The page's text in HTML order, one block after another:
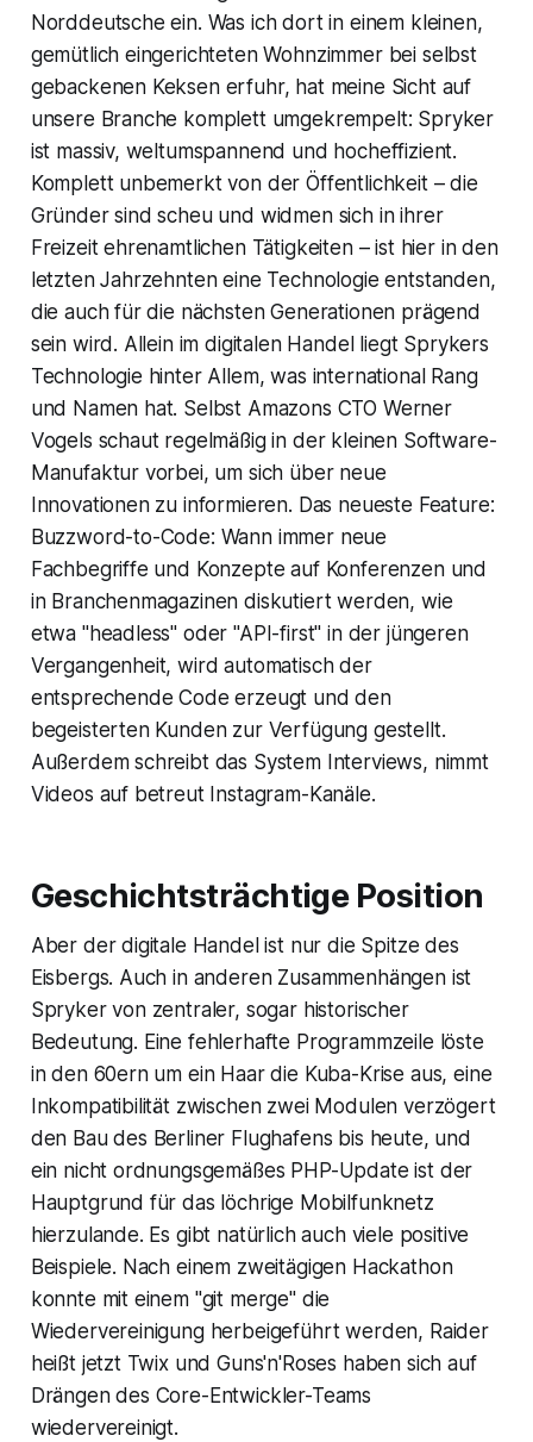
Norddeutsche ein. Was ich dort in einem kleinen,
gemütlich eingerichteten Wohnzimmer bei selbst
gebackenen Keksen erfuhr, hat meine Sicht auf
unsere Branche komplett umgekrempelt: Spryker
ist massiv, weltumspannend und hocheffizient.
Komplett unbemerkt von der Öffentlichkeit – die
Gründer sind scheu und widmen sich in ihrer
Freizeit ehrenamtlichen Tätigkeiten – ist hier in den
letzten Jahrzehnten eine Technologie entstanden,
die auch für die nächsten Generationen prägend
sein wird. Allein im digitalen Handel liegt Sprykers
Technologie hinter Allem, was international Rang
und Namen hat. Selbst Amazons CTO Werner
Vogels schaut regelmäßig in der kleinen Software-
Manufaktur vorbei, um sich über neue
Innovationen zu informieren. Das neueste Feature:
Buzzword-to-Code: Wann immer neue
Fachbegriffe und Konzepte auf Konferenzen und
in Branchenmagazinen diskutiert werden, wie
etwa "headless" oder "API-first" in der jüngeren
Vergangenheit, wird automatisch der
entsprechende Code erzeugt und den
begeisterten Kunden zur Verfügung gestellt.
Außerdem schreibt das System Interviews, nimmt
Videos auf betreut Instagram-Kanäle.
Geschichtsträchtige Position
Aber der digitale Handel ist nur die Spitze des
Eisbergs. Auch in anderen Zusammenhängen ist
Spryker von zentraler, sogar historischer
Bedeutung. Eine fehlerhafte Programmzeile löste
in den 60ern um ein Haar die Kuba-Krise aus, eine
Inkompatibilität zwischen zwei Modulen verzögert
den Bau des Berliner Flughafens bis heute, und
ein nicht ordnungsgemäßes PHP-Update ist der
Hauptgrund für das löchrige Mobilfunknetz
hierzulande. Es gibt natürlich auch viele positive
Beispiele. Nach einem zweitägigen Hackathon
konnte mit einem "git merge" die
Wiedervereinigung herbeigeführt werden, Raider
heißt jetzt Twix und Guns'n'Roses haben sich auf
Drängen des Core-Entwickler-Teams
wiedervereinigt.